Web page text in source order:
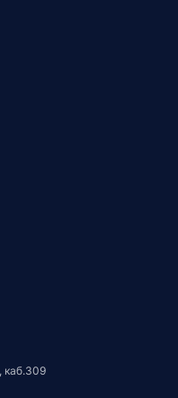
каб.309